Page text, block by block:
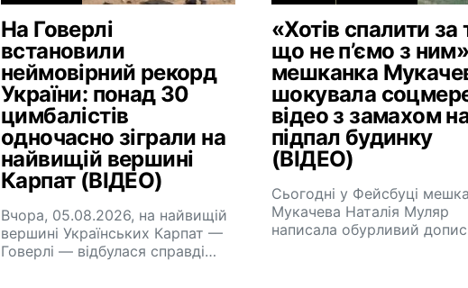
На Говерлі
встановили
неймовірний рекорд
України: понад 30
цимбалістів
одночасно зіграли на
найвищій вершині
Карпат (ВІДЕО)
Вчора, 05.08.2026, на найвищій
вершині Українських Карпат —
Говерлі — відбулася справді…
«Хотів спалити за
що не п’ємо з
мешканка
шокувала
відео з замахом
підпал будинку
(ВІДЕО)
Сьогодні у Фейсбуці
Мукачева Наталія Муляр
написала обурливий